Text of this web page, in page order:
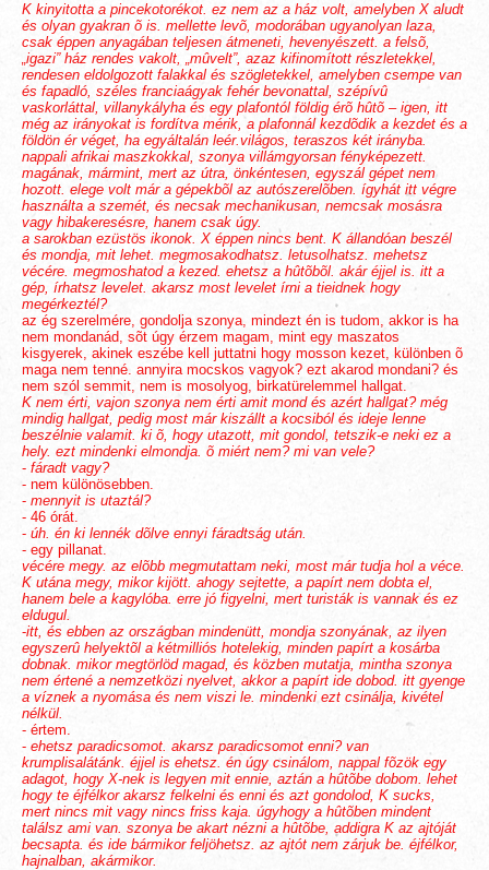
K kinyitotta a pincekotorékot. ez nem az a ház volt, amelyben X aludt
és olyan gyakran õ is. mellette levõ, modorában ugyanolyan laza,
csak éppen anyagában teljesen átmeneti, hevenyészett. a felsõ,
„igazi” ház rendes vakolt, „mûvelt”, azaz kifinomított részletekkel,
rendesen eldolgozott falakkal és szögletekkel, amelyben csempe van
és fapadló, széles franciaágyak fehér bevonattal, szépívû
vaskorláttal, villanykályha és egy plafontól földig érõ hûtõ – igen, itt
még az irányokat is fordítva mérik, a plafonnál kezdõdik a kezdet és a
földön ér véget, ha egyáltalán leér.világos, teraszos két irányba.
nappali afrikai maszkokkal, szonya villámgyorsan fényképezett.
magának, mármint, mert az útra, önkéntesen, egyszál gépet nem
hozott. elege volt már a gépekbõl az autószerelõben. ígyhát itt végre
használta a szemét, és necsak mechanikusan, nemcsak mosásra
vagy hibakeresésre, hanem csak úgy.
a sarokban ezüstös ikonok. X éppen nincs bent. K állandóan beszél
és mondja, mit lehet. megmosakodhatsz. letusolhatsz. mehetsz
vécére. megmoshatod a kezed. ehetsz a hûtõbõl. akár éjjel is. itt a
gép, írhatsz levelet. akarsz most levelet írni a tieidnek hogy
megérkeztél?
az ég szerelmére, gondolja szonya, mindezt én is tudom, akkor is ha
nem mondanád, sõt úgy érzem magam, mint egy maszatos
kisgyerek, akinek eszébe kell juttatni hogy mosson kezet, különben õ
maga nem tenné. annyira mocskos vagyok? ezt akarod mondani? és
nem szól semmit, nem is mosolyog, birkatürelemmel hallgat.
K nem érti, vajon szonya nem érti amit mond és azért hallgat? még
mindig hallgat, pedig most már kiszállt a kocsiból és ideje lenne
beszélnie valamit. ki õ, hogy utazott, mit gondol, tetszik-e neki ez a
hely. ezt mindenki elmondja. õ miért nem? mi van vele?
- fáradt vagy?
- nem különösebben.
- mennyit is utaztál?
- 46 órát.
- úh. én ki lennék dõlve ennyi fáradtság után.
- egy pillanat.
vécére megy. az elõbb megmutattam neki, most már tudja hol a véce.
K utána megy, mikor kijött. ahogy sejtette, a papírt nem dobta el,
hanem bele a kagylóba. erre jó figyelni, mert turisták is vannak és ez
eldugul.
-itt, és ebben az országban mindenütt, mondja szonyának, az ilyen
egyszerû helyektõl a kétmilliós hotelekig, minden papírt a kosárba
dobnak. mikor megtörlöd magad, és közben mutatja, mintha szonya
nem értené a nemzetközi nyelvet, akkor a papírt ide dobod. itt gyenge
a víznek a nyomása és nem viszi le. mindenki ezt csinálja, kivétel
nélkül.
- értem.
- ehetsz paradicsomot. akarsz paradicsomot enni? van
krumplisalátánk. éjjel is ehetsz. én úgy csinálom, nappal fõzök egy
adagot, hogy X-nek is legyen mit ennie, aztán a hûtõbe dobom. lehet
hogy te éjfélkor akarsz felkelni és enni és azt gondolod, K sucks,
mert nincs mit vagy nincs friss kaja. úgyhogy a hûtõben mindent
találsz ami van. szonya be akart nézni a hûtõbe, addigra K az ajtóját
becsapta. és ide bármikor feljöhetsz. az ajtót nem zárjuk be. éjfélkor,
hajnalban, akármikor.